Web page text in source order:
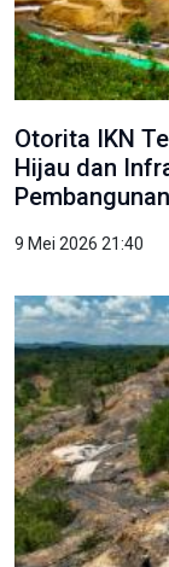
Otorita IKN
Hijau dan
9 Mei 2026 21:40